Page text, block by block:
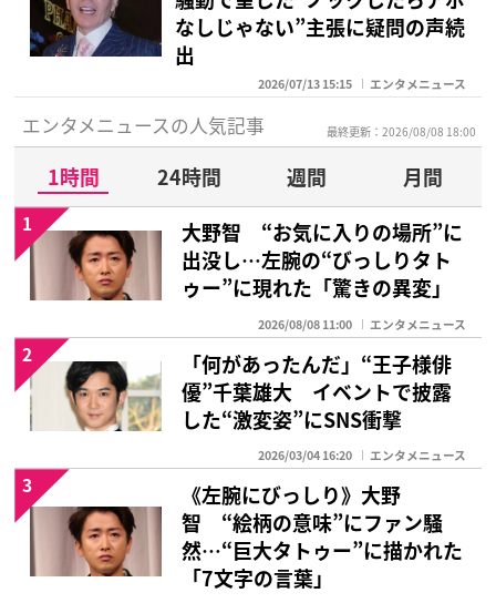
なしじゃない”主張に疑問の声続
出
2026/07/13 15:15 エンタメニュース
エンタメニュースの人気記事 最終更新：2026/08/08 18:00
1時間 24時間 週間
月間
大野智 “お気に入りの場所”に
出没し…左腕の“びっしりタト
ゥー”に現れた「驚きの異変」
2026/08/08 11:00 エンタメニュース
1
「何があったんだ」“王子様俳
優”千葉雄大 イベントで披露
した“激変姿”にSNS衝撃
2026/03/04 16:20 エンタメニュース
2
《左腕にびっしり》大野
智 “絵柄の意味”にファン騒
然…“巨大タトゥー”に描かれた
「7文字の言葉」
3